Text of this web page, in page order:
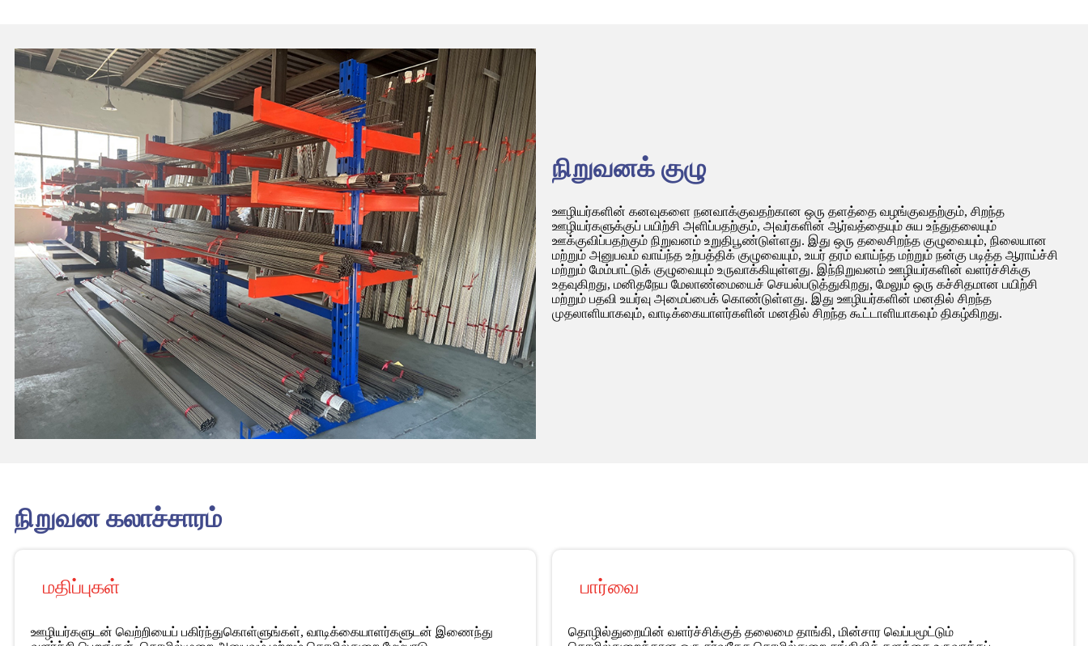
நிறுவனக் குழு
ஊழியர்களின் கனவுகளை நனவாக்குவதற்கான ஒரு தளத்தை வழங்குவதற்கும், சிறந்த
ஊழியர்களுக்குப் பயிற்சி அளிப்பதற்கும், அவர்களின் ஆர்வத்தையும் சுய உந்துதலையும்
ஊக்குவிப்பதற்கும் நிறுவனம் உறுதிபூண்டுள்ளது. இது ஒரு தலைசிறந்த குழுவையும், நிலையான
மற்றும் அனுபவம் வாய்ந்த உற்பத்திக் குழுவையும், உயர் தரம் வாய்ந்த மற்றும் நன்கு படித்த ஆராய்ச்சி
மற்றும் மேம்பாட்டுக் குழுவையும் உருவாக்கியுள்ளது. இந்நிறுவனம் ஊழியர்களின் வளர்ச்சிக்கு
உதவுகிறது, மனிதநேய மேலாண்மையைச் செயல்படுத்துகிறது, மேலும் ஒரு கச்சிதமான பயிற்சி
மற்றும் பதவி உயர்வு அமைப்பைக் கொண்டுள்ளது. இது ஊழியர்களின் மனதில் சிறந்த
முதலாளியாகவும், வாடிக்கையாளர்களின் மனதில் சிறந்த கூட்டாளியாகவும் திகழ்கிறது.
நிறுவன கலாச்சாரம்
மதிப்புகள்
ஊழியர்களுடன் வெற்றியைப் பகிர்ந்துகொள்ளுங்கள், வாடிக்கையாளர்களுடன் இணைந்து
பார்வை
தொழில்துறையின் வளர்ச்சிக்குத் தலைமை தாங்கி, மின்சார வெப்பமூட்டும்